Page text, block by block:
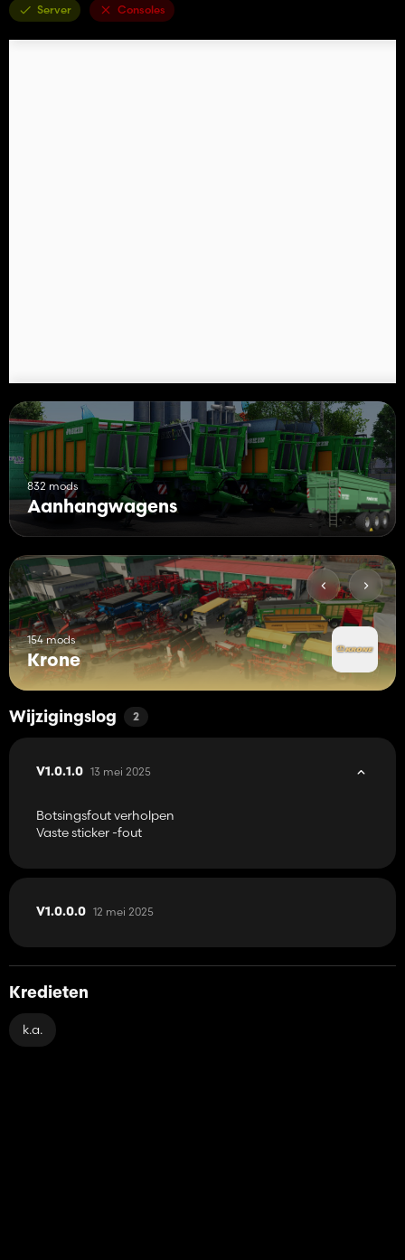
Server Consoles
832 mods
Aanhangwagens
154 mods
Krone
Wijzigingslog 2
V1.0.1.0 13 mei 2025
Botsingsfout verholpen
Vaste sticker -fout
V1.0.0.0 12 mei 2025
Kredieten
k.a.